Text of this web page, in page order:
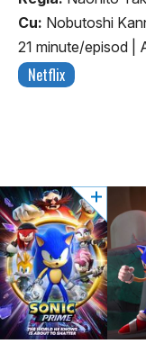
Cu: Nobutoshi
21 minute/episod
Netflix